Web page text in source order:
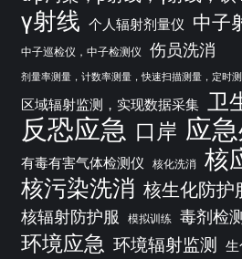
γ射线 个人辐射剂量仪 中子
中子巡检仪，中子检测仪 伤员洗消
剂量率测量，计数率测量，快速扫描测量，定时
区域辐射监测，实现数据采集 卫
反恐应急 口岸 应
有毒有害气体检测仪
核化洗消 核
核污染洗消 核生化防护
核辐射防护服 模拟训练 毒剂检测
环境应急 环境辐射监测 生